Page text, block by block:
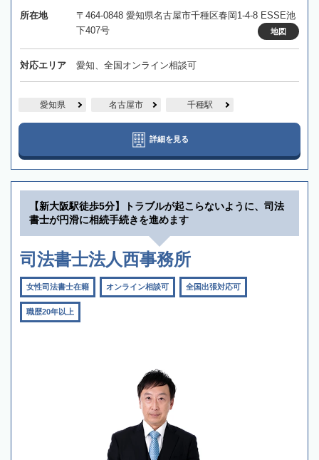
所在地
〒464-0848 愛知県名古屋市千種区春岡1-4-8 ESSE池
下407号
地図
対応エリア 愛知、全国オンライン相談可
愛知県 名古屋市 千種駅
詳細を見る
【新大阪駅徒歩5分】トラブルが起こらないように、司法
書士が円滑に相続手続きを進めます
司法書士法人西事務所
女性司法書士在籍 オンライン相談可 全国出張対応可
職歴20年以上